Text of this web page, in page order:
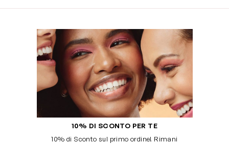
10% DI SCONTO PER TE
10% di Sconto sul primo ordine! Rimani